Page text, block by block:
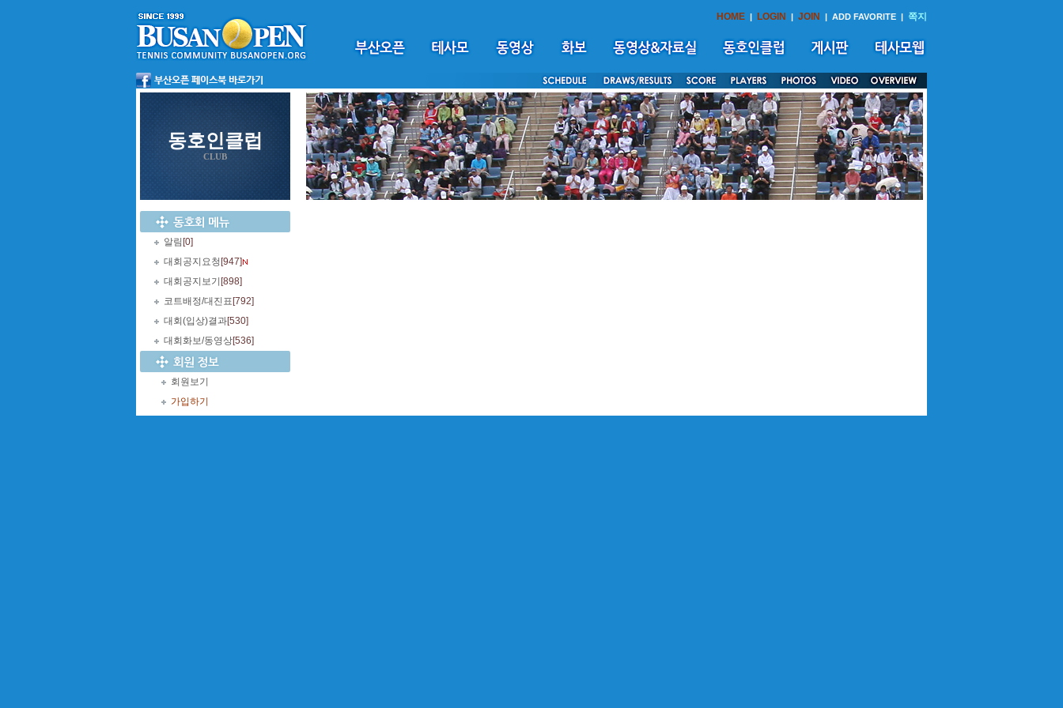
HOME | LOGIN | JOIN | ADD FAVORITE | 쪽지
동호인클럽
CLUB
알림 [0]
대회공지요청 [947]
대회공지보기 [898]
코트배정/대진표 [792]
대회(입상)결과[530]
대회화보/동영상[536]
회원보기
가입하기